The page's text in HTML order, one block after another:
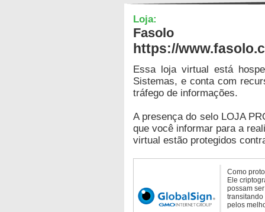
Loja:
Fasolo
https://
Essa loja virtual está
Sistemas, e conta com
tráfego de informações.
A presença do selo LOJA
que você informar para a
virtual estão protegidos
Como
Ele
possam
transitando
pelos